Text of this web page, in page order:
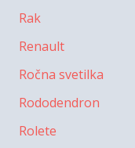
Rak
Renault
Ročna svetilka
Rododendron
Rolete